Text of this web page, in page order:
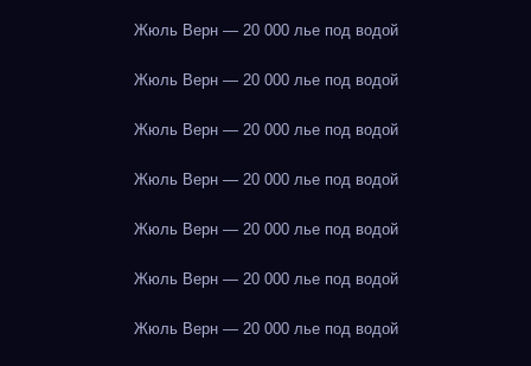
Жюль Верн — 20 000 лье под водой
Жюль Верн — 20 000 лье под водой
Жюль Верн — 20 000 лье под водой
Жюль Верн — 20 000 лье под водой
Жюль Верн — 20 000 лье под водой
Жюль Верн — 20 000 лье под водой
Жюль Верн — 20 000 лье под водой